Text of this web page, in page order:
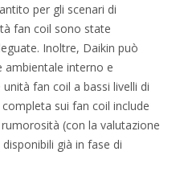
per gli scenari di
fan coil sono state
Inoltre, Daikin può
ambientale interno e
fan coil a bassi livelli di
sui fan coil include
(con la valutazione
già in fase di